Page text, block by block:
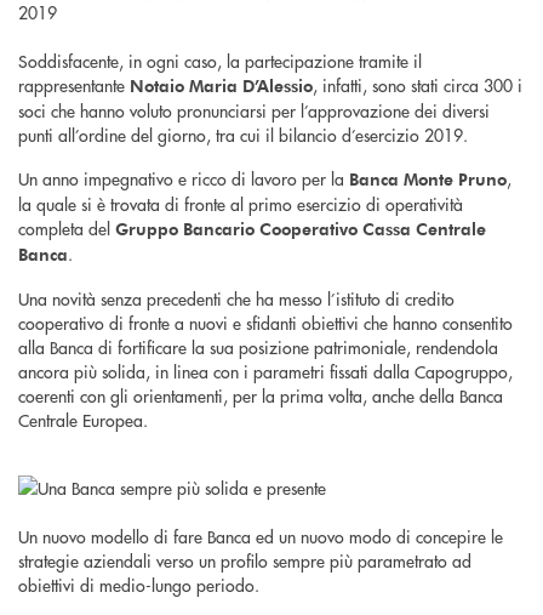
Soddisfacente, in ogni caso, la partecipazione tramite il
rappresentante Notaio Maria D’Alessio, infatti, sono stati circa 300 i
soci che hanno voluto pronunciarsi per l’approvazione dei diversi
punti all’ordine del giorno, tra cui il bilancio d’esercizio 2019.
Un anno impegnativo e ricco di lavoro per la Banca Monte Pruno,
la quale si è trovata di fronte al primo esercizio di operatività
completa del Gruppo Bancario Cooperativo Cassa Centrale
Banca.
Una novità senza precedenti che ha messo l’istituto di credito
cooperativo di fronte a nuovi e sfidanti obiettivi che hanno consentito
alla Banca di fortificare la sua posizione patrimoniale, rendendola
ancora più solida, in linea con i parametri fissati dalla Capogruppo,
coerenti con gli orientamenti, per la prima volta, anche della Banca
Centrale Europea.
Un nuovo modello di fare Banca ed un nuovo modo di concepire le
strategie aziendali verso un profilo sempre più parametrato ad
obiettivi di medio-lungo periodo.